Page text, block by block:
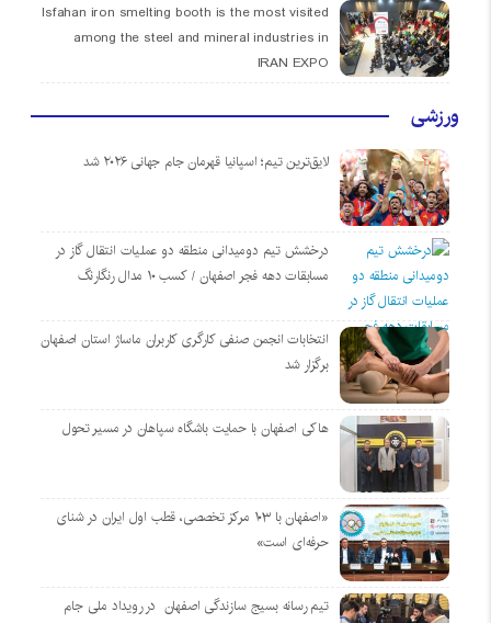
Isfahan iron smelting booth is the most visited
among the steel and mineral industries in
IRAN EXPO
ورزشی
لایق‌ترین تیم؛ اسپانیا قهرمان جام جهانی ۲۰۲۶ شد
درخشش تیم دومیدانی منطقه دو عملیات انتقال گاز در
مسابقات دهه فجر اصفهان / کسب ۱۰ مدال رنگارنگ
انتخابات انجمن صنفی کارگری کاربران ماساژ استان اصفهان
برگزار شد
هاکی اصفهان با حمایت باشگاه سپاهان در مسیر تحول
«اصفهان با ۱۰۳ مرکز تخصصی، قطب اول ایران در شنای
حرفه‌ای است»
تیم رسانه بسیج سازندگی اصفهان در رویداد ملی جام